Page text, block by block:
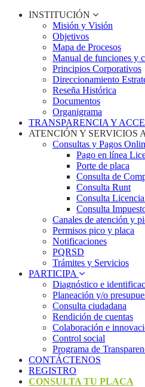
INSTITUCIÓN
Misión y Visión
Objetivos
Mapa de Procesos
Manual de funciones y
Principios Corporativos
Direccionamiento
Reseña Histórica
Documentos
Organigrama
TRANSPARENCIA Y
ATENCIÓN Y SERVICIOS
Consultas y Pagos
Pago en línea
Porte de placa
Consulta de
Consulta Runt
Consulta
Consulta
Canales de atención y
Permisos pico y placa
Notificaciones
PQRSD
Trámites y Servicios
PARTICIPA
Diagnóstico e
Planeación y/o
Consulta ciudadana
Rendición de cuentas
Colaboración e
Control social
Programa de
CONTÁCTENOS
REGISTRO
CONSULTA TU PLACA